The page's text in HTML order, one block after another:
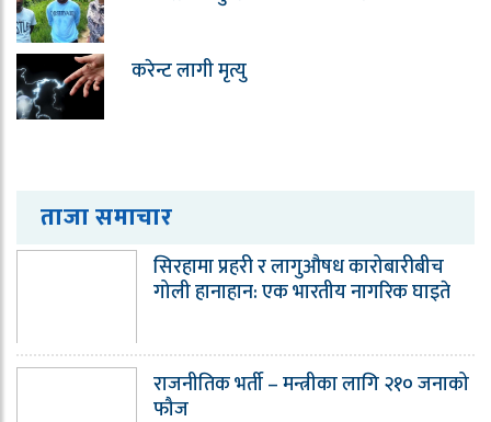
करेन्ट लागी मृत्यु
ताजा समाचार
सिरहामा प्रहरी र लागुऔषध कारोबारीबीच
गोली हानाहान: एक भारतीय नागरिक घाइते
राजनीतिक भर्ती – मन्त्रीका लागि २१० जनाको
फौज